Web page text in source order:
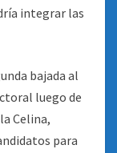
integrar las
bajada al
luego de
Celina,
para